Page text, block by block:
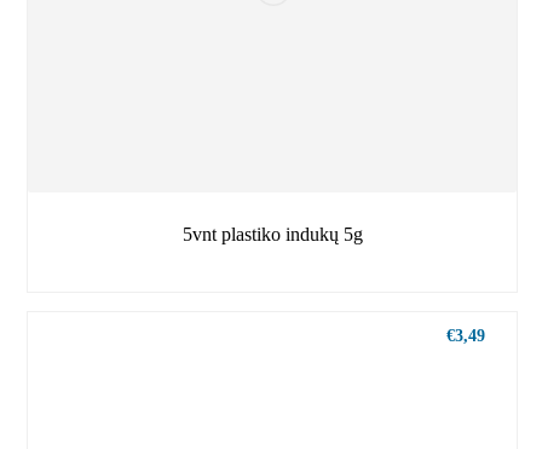
5vnt plastiko indukų 5g
€3,49